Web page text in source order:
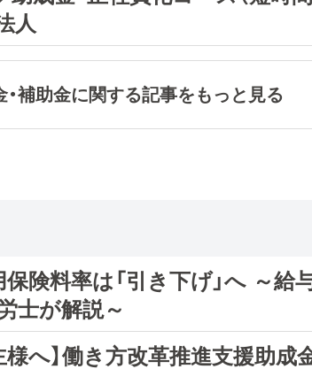
人
・補助金に関する記事をもっと見る
険料率は「引き下げ」へ ～給
士が解説～
様へ】働き方改革推進支援助成